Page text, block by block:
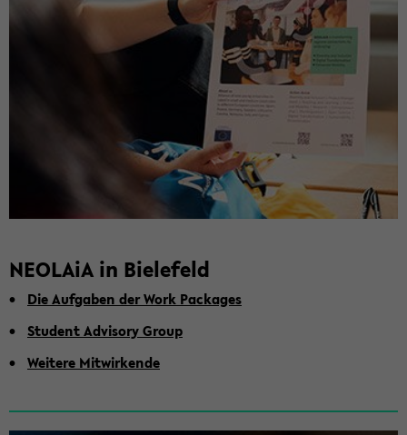
NEO­LA­iA in Bie­le­feld
Die Auf­ga­ben der Work Pack­a­ges
Stu­dent Ad­vi­so­ry Group
Wei­te­re Mit­wir­ken­de